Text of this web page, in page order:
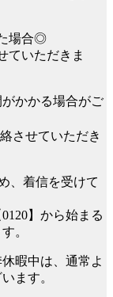
場合◎
ていただきま
かかる場合がご
させていただき
、着信を受けて
】から始まる
。
暇中は、通常よ
ます。